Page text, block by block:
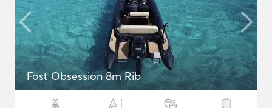
Fost Obsession 8m Rib